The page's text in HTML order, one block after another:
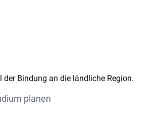
Bindung an die ländliche Region.
planen